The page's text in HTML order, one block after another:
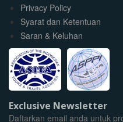
Privacy Policy
Syarat dan Ketentuan
Saran & Keluhan
Exclusive Newsletter
Daftarkan email anda untuk